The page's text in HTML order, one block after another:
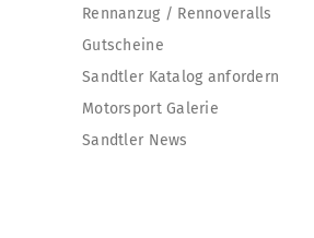
Rennanzug / Rennoveralls
Gutscheine
Sandtler Katalog anfordern
Motorsport Galerie
Sandtler News